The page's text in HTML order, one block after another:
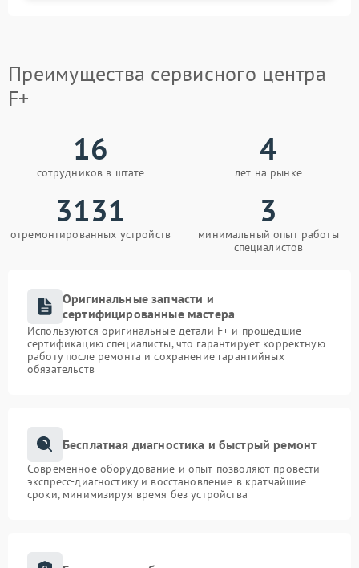
Преимущества сервисного центра
F+
16
сотрудников в штате
4
лет на рынке
3131
отремонтированных устройств
3
минимальный опыт работы
специалистов
Оригинальные запчасти и
сертифицированные мастера
Используются оригинальные детали F+ и прошедшие
сертификацию специалисты, что гарантирует корректную
работу после ремонта и сохранение гарантийных
обязательств
Бесплатная диагностика и быстрый ремонт
Современное оборудование и опыт позволяют провести
экспресс-диагностику и восстановление в кратчайшие
сроки, минимизируя время без устройства